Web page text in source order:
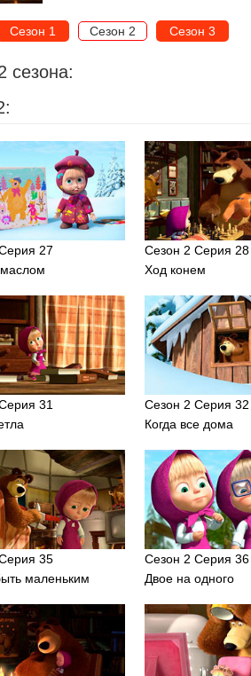
Сезон 1 Сезон 2 Сезон 3
сезона:
27
Сезон 2 Серия 28
Ход конем
31
Сезон 2 Серия 32
Когда все дома
35
маленьким
Сезон 2 Серия 36
Двое на одного